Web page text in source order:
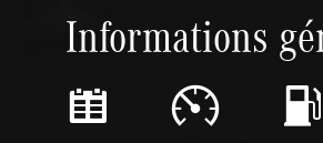
Informations